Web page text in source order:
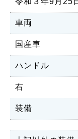
車両
国産車
ハンドル
右
装備